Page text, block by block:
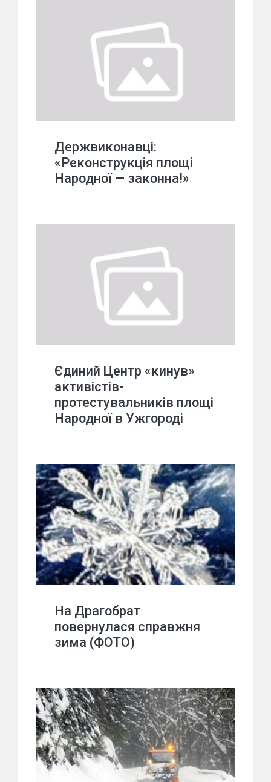
Держвиконавці:
«Реконструкція площі
Народної — законна!»
Єдиний Центр «кинув»
активістів-
протестувальників площі
Народної в Ужгороді
На Драгобрат
повернулася справжня
зима (ФОТО)